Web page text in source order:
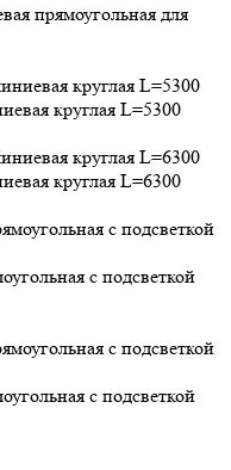
прямоугольная для
круглая L=5300
круглая L=6300
c подсветкой
c подсветкой